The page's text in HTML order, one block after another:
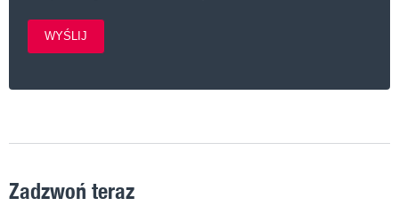
WYŚLIJ
Zadzwoń teraz